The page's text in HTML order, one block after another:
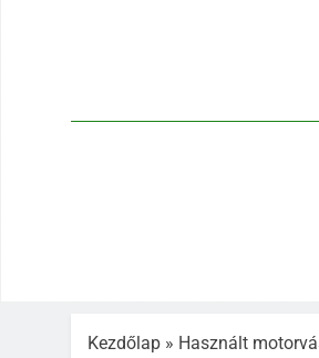
Kezdőlap » Használt